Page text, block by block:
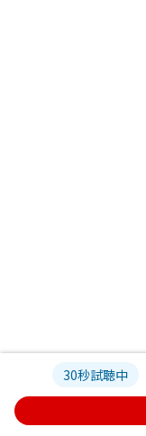
30秒試聴中